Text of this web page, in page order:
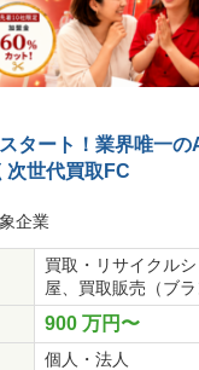
タート！業界唯一
次世代買取FC
企業
買取・リサイクル
屋、買取販売（ブラ
900 万円〜
個人・法人